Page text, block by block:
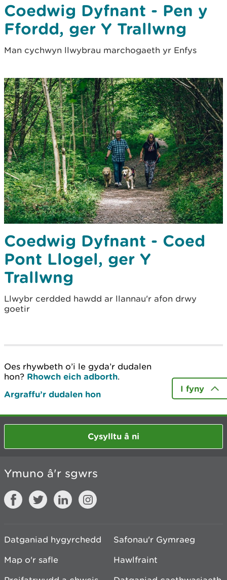
Coedwig Dyfnant - Pen y
Ffordd, ger Y Trallwng
Man cychwyn llwybrau marchogaeth yr Enfys
Coedwig Dyfnant - Coed
Pont Llogel, ger Y
Trallwng
Llwybr cerdded hawdd ar llannau'r afon drwy
goetir
Oes rhywbeth o’i le gyda’r dudalen
hon? Rhowch eich adborth.
Argraffu’r dudalen hon
I fyny
Cysylltu â ni
Ymuno â'r sgwrs
Datganiad hygyrchedd
Safonau'r Gymraeg
Map o'r safle
Hawlfraint